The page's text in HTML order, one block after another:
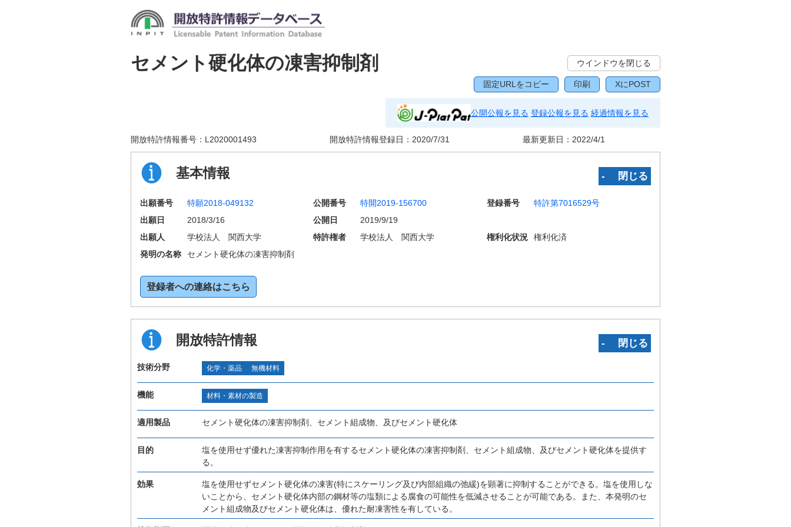
セメント硬化体の凍害抑制剤 ウインドウを閉じる
固定URLをコピー 印刷 XにPOST
公開公報を見る 登録公報を見る 経過情報を見る
開放特許情報番号： L2020001493 開放特許情報登録日： 2020/7/31 最新更新日： 2022/4/1
基本情報 ‐ 閉じる
出願番号 特願2018-049132 公開番号 特開2019-156700 登録番号
特許第7016529号
出願日
2018/3/16 公開日
2019/9/19
出願人
学校法人 関西大学 特許権者 学校法人 関西大学 権利化状況
権利化済
発明の名称
セメント硬化体の凍害抑制剤
登録者への連絡はこちら
開放特許情報 ‐ 閉じる
技術分野 化学・薬品 無機材料
機能 材料・素材の製造
適用製品 セメント硬化体の凍害抑制剤、セメント組成物、及びセメント硬化体
目的
塩を使用せず優れた凍害抑制作用を有するセメント硬化体の凍害抑制剤、セメント組成物、及びセメント硬化体を提供す
る。
効果
塩を使用せずセメント硬化体の凍害(特にスケーリング及び内部組織の弛緩)を顕著に抑制することができる。塩を使用しな
いことから、セメント硬化体内部の鋼材等の塩類による腐食の可能性を低減させることが可能である。また、本発明のセ
メント組成物及びセメント硬化体は、優れた耐凍害性を有している。